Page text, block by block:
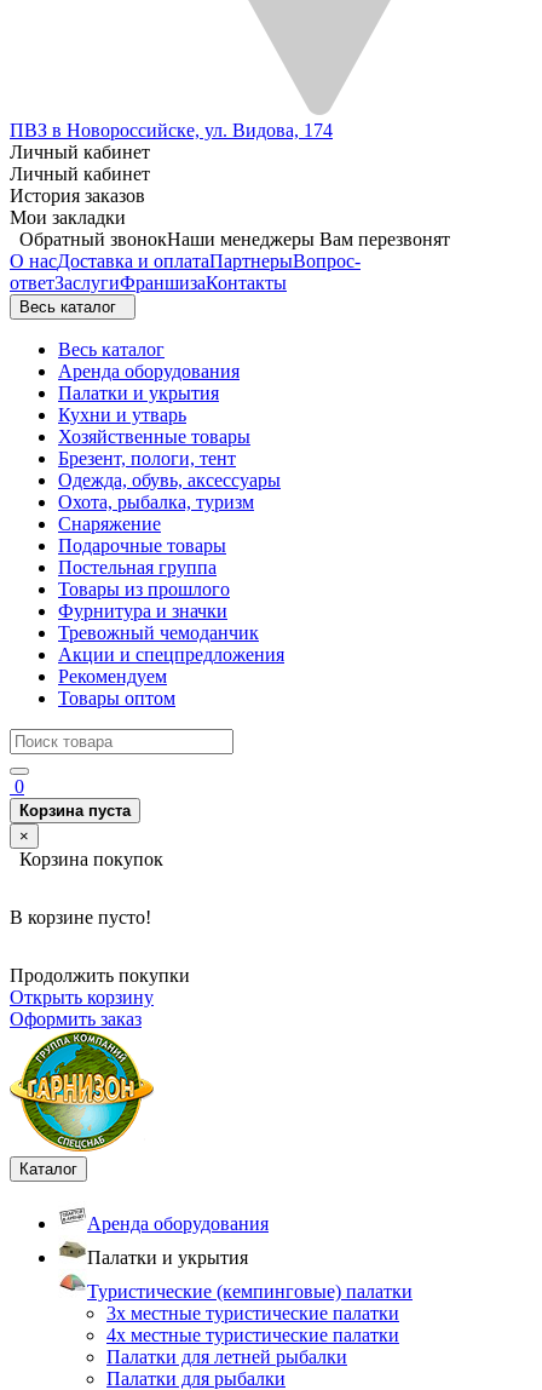
ПВЗ в Новороссийске, ул. Видова, 174
Личный кабинет
Личный кабинет
История заказов
Мои закладки
Обратный звонокНаши менеджеры Вам перезвонят
О насДоставка и оплатаПартнерыВопрос-
ответЗаслугиФраншизаКонтакты
Весь каталог
Весь каталог
Аренда оборудования
Палатки и укрытия
Кухни и утварь
Хозяйственные товары
Брезент, пологи, тент
Одежда, обувь, аксессуары
Охота, рыбалка, туризм
Снаряжение
Подарочные товары
Постельная группа
Товары из прошлого
Фурнитура и значки
Тревожный чемоданчик
Акции и спецпредложения
Рекомендуем
Товары оптом
0
Корзина пуста
×
Корзина покупок
В корзине пусто!
Продолжить покупки
Открыть корзину
Оформить заказ
Каталог
Аренда оборудования
Палатки и укрытия
Туристические (кемпинговые) палатки
3х местные туристические палатки
4х местные туристические палатки
Палатки для летней рыбалки
Палатки для рыбалки